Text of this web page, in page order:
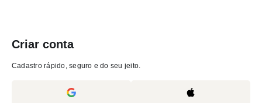
Criar conta
Cadastro rápido, seguro e do seu jeito.